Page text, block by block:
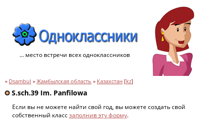
... место встречи всех одноклассников
» Dsambul » Жамбылская область » Казахстан [kz]
S.sch.39 Im. Panfilowa
Если вы не можете найти свой год, вы можете создать свой
собственный классзаполнив эту форму.